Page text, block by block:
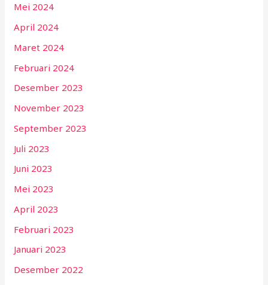
Mei 2024
April 2024
Maret 2024
Februari 2024
Desember 2023
November 2023
September 2023
Juli 2023
Juni 2023
Mei 2023
April 2023
Februari 2023
Januari 2023
Desember 2022